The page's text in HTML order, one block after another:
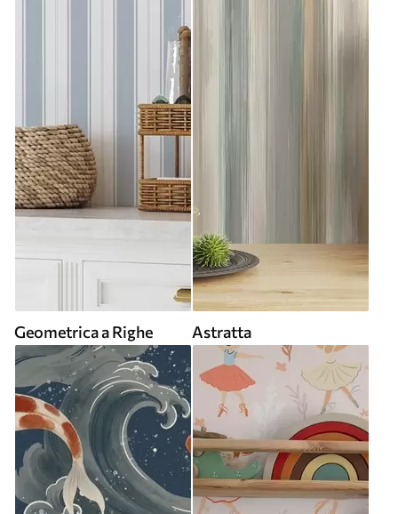
Geometrica a Righe Astratta